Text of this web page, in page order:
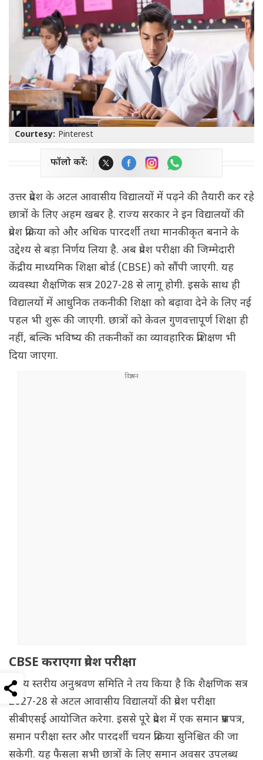
Courtesy: Pinterest
फॉलो करें:
उत्तर प्रदेश के अटल आवासीय विद्यालयों में पढ़ने की तैयारी कर रहे
छात्रों के लिए अहम खबर है. राज्य सरकार ने इन विद्यालयों की
प्रवेश प्रक्रिया को और अधिक पारदर्शी तथा मानकीकृत बनाने के
उद्देश्य से बड़ा निर्णय लिया है. अब प्रवेश परीक्षा की जिम्मेदारी
केंद्रीय माध्यमिक शिक्षा बोर्ड (CBSE) को सौंपी जाएगी. यह
व्यवस्था शैक्षणिक सत्र 2027-28 से लागू होगी. इसके साथ ही
विद्यालयों में आधुनिक तकनीकी शिक्षा को बढ़ावा देने के लिए नई
पहल भी शुरू की जाएगी. छात्रों को केवल गुणवत्तापूर्ण शिक्षा ही
नहीं, बल्कि भविष्य की तकनीकों का व्यावहारिक प्रशिक्षण भी
दिया जाएगा.
CBSE कराएगा प्रवेश परीक्षा
राज्य स्तरीय अनुश्रवण समिति ने तय किया है कि शैक्षणिक सत्र
2027-28 से अटल आवासीय विद्यालयों की प्रवेश परीक्षा
सीबीएसई आयोजित करेगा. इससे पूरे प्रदेश में एक समान प्रश्नपत्र,
समान परीक्षा स्तर और पारदर्शी चयन प्रक्रिया सुनिश्चित की जा
सकेगी. यह फैसला सभी छात्रों के लिए समान अवसर उपलब्ध